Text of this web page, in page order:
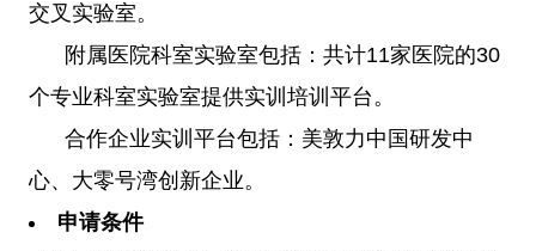
交叉实验室。
附属医院科室实验室包括：共计11家医院的30
个专业科室实验室提供实训培训平台。
合作企业实训平台包括：美敦力中国研发中
心、大零号湾创新企业。
申请条件